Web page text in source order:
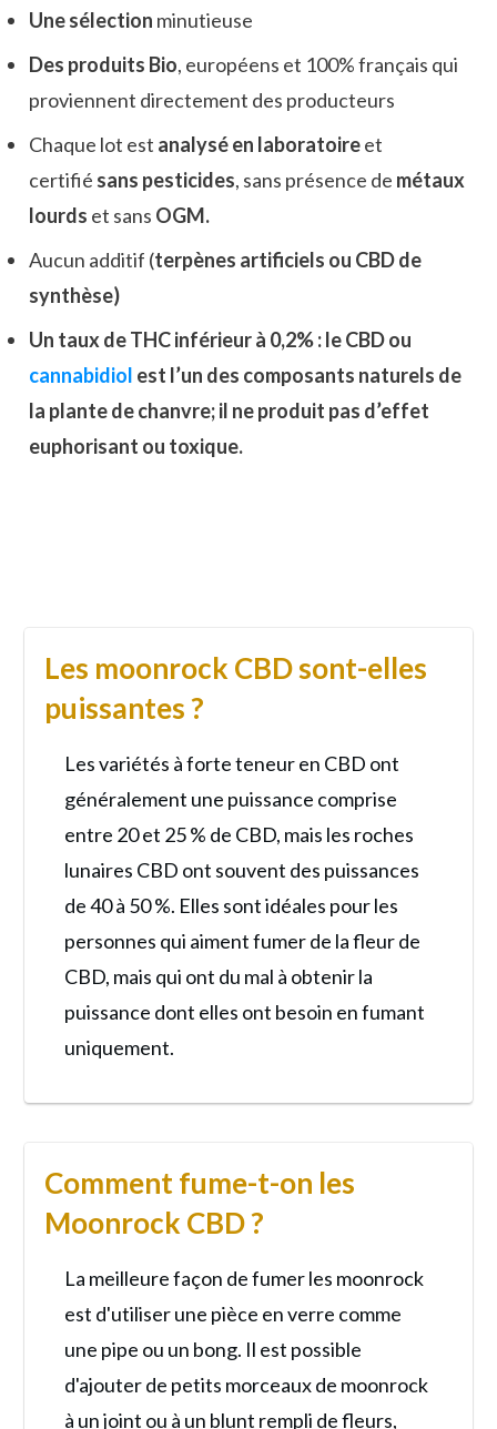
Une sélection minutieuse
Des produits Bio, européens et 100% français qui
proviennent directement des producteurs
Chaque lot est analysé en laboratoireet
certifié sans pesticides, sans présence de métaux
lourds et sans OGM.
Aucun additif (terpènes artificiels ou CBD de
synthèse)
Un taux de THC inférieurà 0,2%: le CBD ou
cannabidiol est l’un des composants naturels de
la plante de chanvre; il ne produit pas d’effet
euphorisant ou toxique.
Les moonrock CBD sont-elles
puissantes ?
Les variétés à forte teneur en CBD ont
généralement une puissance comprise
entre 20 et 25 % de CBD, mais les roches
lunaires CBD ont souvent des puissances
de 40 à 50 %. Elles sont idéales pour les
personnes qui aiment fumer de la fleur de
CBD, mais qui ont du mal à obtenir la
puissance dont elles ont besoin en fumant
uniquement.
Comment fume-t-on les
Moonrock CBD ?
La meilleure façon de fumer les moonrock
est d'utiliser une pièce en verre comme
une pipe ou un bong. Il est possible
d'ajouter de petits morceaux de moonrock
à un joint ou à un blunt rempli de fleurs,